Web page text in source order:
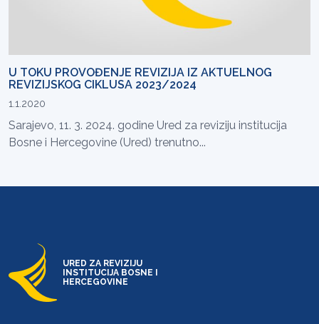
U TOKU PROVOĐENJE REVIZIJA IZ AKTUELNOG
REVIZIJSKOG CIKLUSA 2023/2024
1.1.2020
Sarajevo, 11. 3. 2024. godine Ured za reviziju institucija
Bosne i Hercegovine (Ured) trenutno...
URED ZA REVIZIJU
INSTITUCIJA BOSNE I
HERCEGOVINE